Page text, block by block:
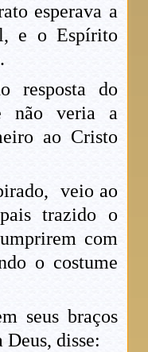
esperava a
e o Espírito
resposta do
não veria a
ao Cristo
veio ao
trazido o
com
o costume
seus braços
Deus, disse: